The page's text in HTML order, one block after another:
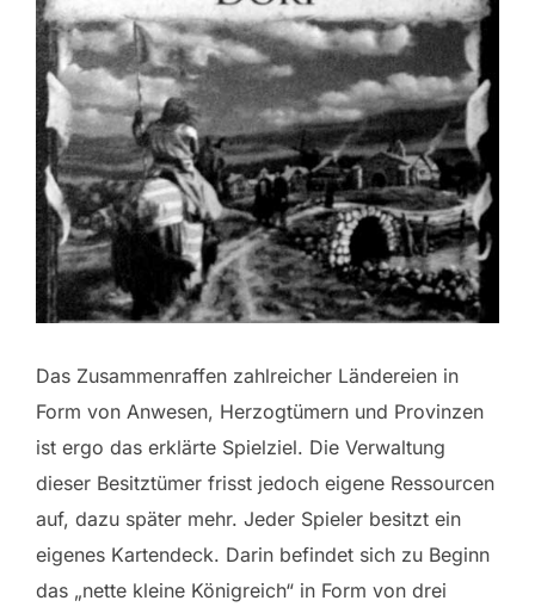
Das Zusammenraffen zahlreicher Ländereien in
Form von Anwesen, Herzogtümern und Provinzen
ist ergo das erklärte Spielziel. Die Verwaltung
dieser Besitztümer frisst jedoch eigene Ressourcen
auf, dazu später mehr. Jeder Spieler besitzt ein
eigenes Kartendeck. Darin befindet sich zu Beginn
das „nette kleine Königreich“ in Form von drei